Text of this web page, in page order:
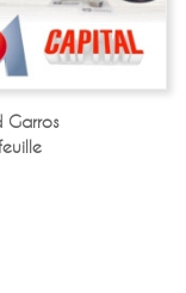
Garros